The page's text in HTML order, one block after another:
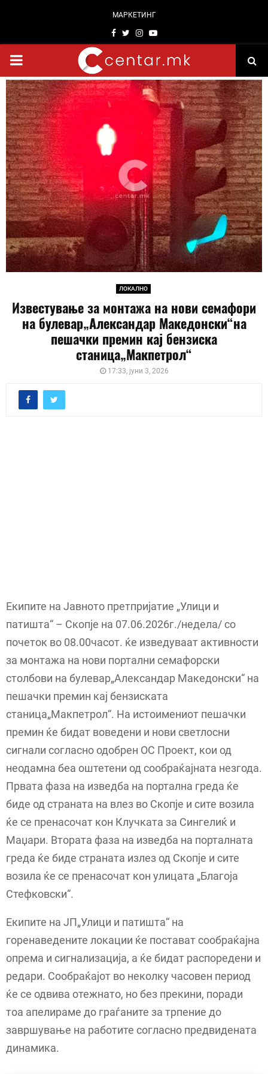
МАРКЕТИНГ
Facebook
TwitterInstagram
Youtube
PRIMARY
MENU
ЛОКАЛНО
Известување за монтажа на нови семафори
на булевар„Александар Македонски“на
пешачки премин кај бензиска
станица„Макпетрол“
17:33, јуни 3, 2026
Екипите на Јавното претпријатие „Улици и
патишта“ – Скопје на 07.06.2026г./недела/ со
почеток во 08.00часот. ќе изведуваат активности
за монтажа на нови портални семафорски
столбови на булевар„Александар Македонски“ на
пешачки премин кај бензиската
станица„Макпетрол“. На истоимениот пешачки
премин ќе бидат воведени и нови светлосни
сигнали согласно одобрен ОС Проект, кои од
неодамна беа оштетени од сообраќајната незгода.
Првата фаза на изведба на портална греда ќе
биде од страната на влез во Скопје и сите возила
ќе се пренасочат кон Клучката за Сингелиќ и
Маџари. Втората фаза на изведба на порталната
греда ќе биде страната излез од Скопје и сите
возила ќе се пренасочат кон улицата „Благоја
Стефковски“.
Екипите на ЈП„Улици и патишта“ на
горенаведените локации ќе постават сообраќајна
опрема и сигнализација, а ќе бидат распоредени и
редари. Сообраќајот во неколку часовен период
ќе се одвива отежнато, но без прекини, поради
тоа апелираме до граѓаните за трпение до
завршување на работите согласно предвидената
динамика.